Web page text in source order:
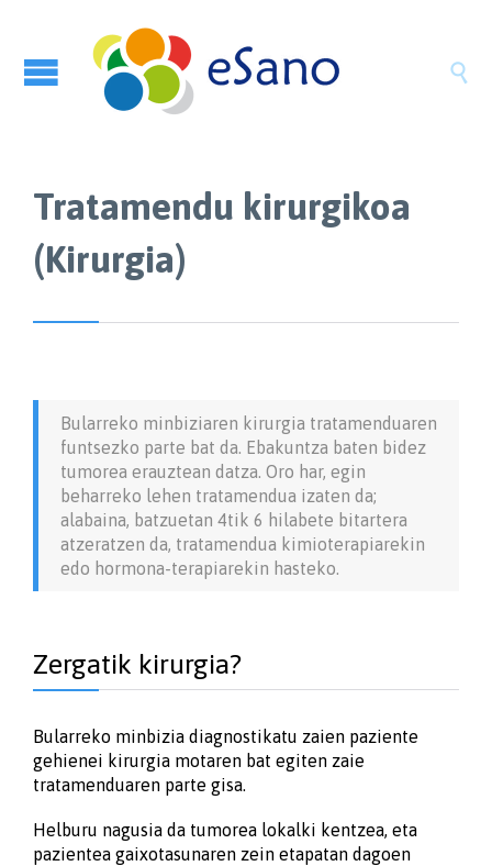

Tratamendu kirurgikoa
(Kirurgia)
Bularreko minbiziaren kirurgia tratamenduaren
funtsezko parte bat da. Ebakuntza baten bidez
tumorea erauztean datza. Oro har, egin
beharreko lehen tratamendua izaten da;
alabaina, batzuetan 4tik 6 hilabete bitartera
atzeratzen da, tratamendua kimioterapiarekin
edo hormona-terapiarekin hasteko.
Zergatik kirurgia?
Bularreko minbizia diagnostikatu zaien paziente
gehienei kirurgia motaren bat egiten zaie
tratamenduaren parte gisa.
Helburu nagusia da tumorea lokalki kentzea, eta
pazientea gaixotasunaren zein etapatan dagoen